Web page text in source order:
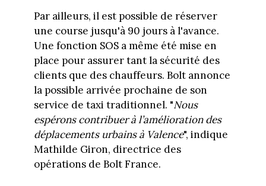
Par ailleurs, il est possible de réserver
une course jusqu'à 90 jours à l'avance.
Une fonction SOS a même été mise en
place pour assurer tant la sécurité des
clients que des chauffeurs. Bolt annonce
la possible arrivée prochaine de son
service de taxi traditionnel. "Nous
espérons contribuer à l’amélioration des
déplacements urbains à Valence", indique
Mathilde Giron, directrice des
opérations de Bolt France.